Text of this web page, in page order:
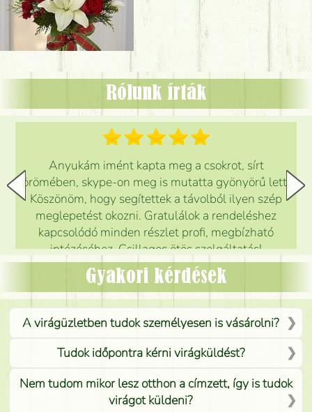
Rólunk írták
Anyukám imént kapta meg a csokrot, sírt
örömében, skype-on meg is mutatta gyönyörű lett.
Köszönöm, hogy segítettek a távolból ilyen szép
meglepetést okozni. Gratulálok a rendeléshez
kapcsolódó minden részlet profi, megbízható
intézéséhez. Csillagos ötös szolgáltatás!
Mónika
Gyakori kérdések
A virágüzletben tudok személyesen is vásárolni?
Tudok időpontra kérni virágküldést?
Nem tudom mikor lesz otthon a címzett, így is tudok
virágot küldeni?